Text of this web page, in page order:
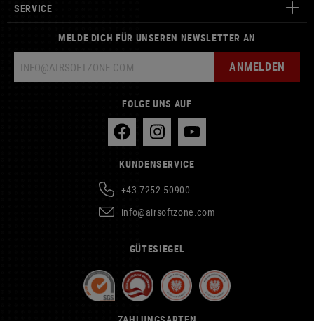
SERVICE
MELDE DICH FÜR UNSEREN NEWSLETTER AN
ANMELDEN
FOLGE UNS AUF
KUNDENSERVICE
+43 7252 50900
info@airsoftzone.com
GÜTESIEGEL